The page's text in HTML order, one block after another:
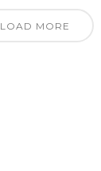
LOAD MORE